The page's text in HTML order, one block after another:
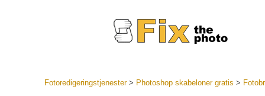
Fotoredigeringstjenester> Photoshop skabeloner gratis >